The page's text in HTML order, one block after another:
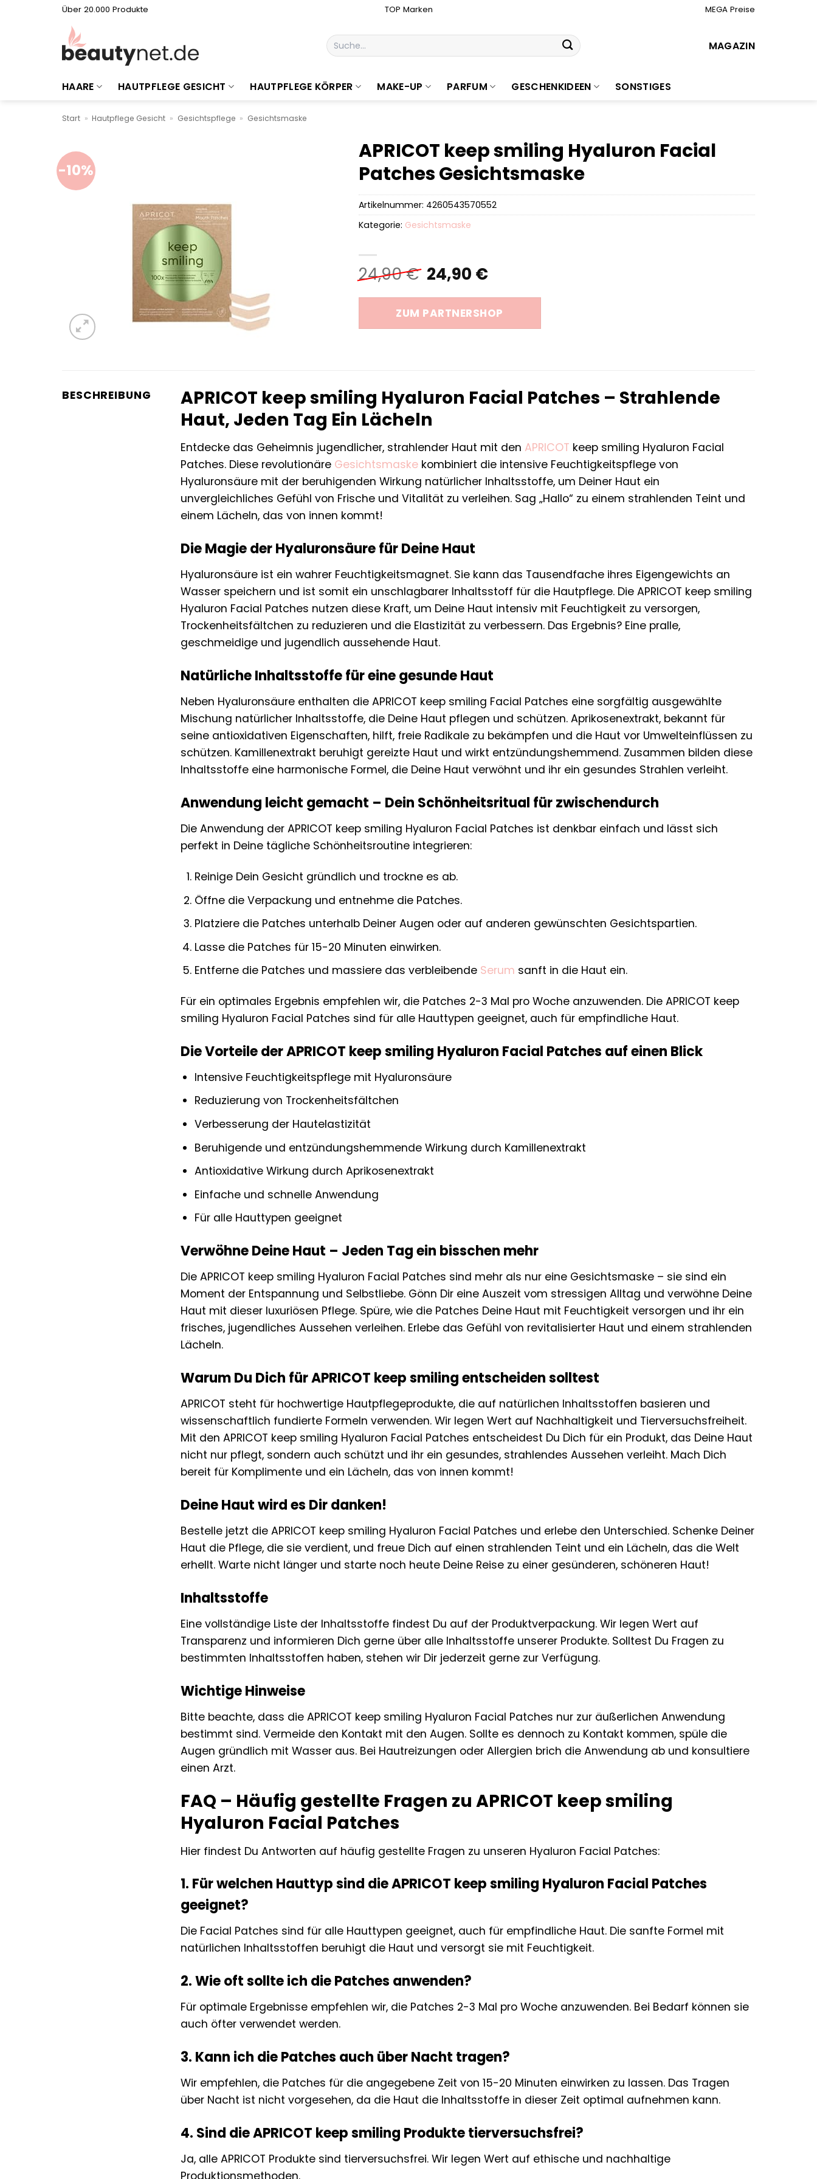
Über 20.000 Produkte TOP Marken MEGA Preise
Suchen
nach:
MAGAZIN
HAARE HAUTPFLEGE GESICHT HAUTPFLEGE KÖRPER MAKE-UP PARFUM GESCHENKIDEEN SONSTIGES
Start » Hautpflege Gesicht » Gesichtspflege » Gesichtsmaske
-10%
APRICOT keep smiling Hyaluron Facial
Patches Gesichtsmaske
24,90€ Ursprünglicher
Preis
war:
24,90 €
24,90 €Aktueller
ist:
24,90 €.
ZUM PARTNERSHOP
Artikelnummer: 4260543570552
Kategorie: Gesichtsmaske
BESCHREIBUNG
APRICOT keep smiling Hyaluron Facial Patches – Strahlende
Haut, Jeden Tag Ein Lächeln
Entdecke das Geheimnis jugendlicher, strahlender Haut mit den APRICOT keep smiling Hyaluron Facial
Patches. Diese revolutionäre Gesichtsmaske kombiniert die intensive Feuchtigkeitspflege von
Hyaluronsäure mit der beruhigenden Wirkung natürlicher Inhaltsstoffe, um Deiner Haut ein
unvergleichliches Gefühl von Frische und Vitalität zu verleihen. Sag „Hallo“ zu einem strahlenden Teint und
einem Lächeln, das von innen kommt!
Die Magie der Hyaluronsäure für Deine Haut
Hyaluronsäure ist ein wahrer Feuchtigkeitsmagnet. Sie kann das Tausendfache ihres Eigengewichts an
Wasser speichern und ist somit ein unschlagbarer Inhaltsstoff für die Hautpflege. Die APRICOT keep smiling
Hyaluron Facial Patches nutzen diese Kraft, um Deine Haut intensiv mit Feuchtigkeit zu versorgen,
Trockenheitsfältchen zu reduzieren und die Elastizität zu verbessern. Das Ergebnis? Eine pralle,
geschmeidige und jugendlich aussehende Haut.
Natürliche Inhaltsstoffe für eine gesunde Haut
Neben Hyaluronsäure enthalten die APRICOT keep smiling Facial Patches eine sorgfältig ausgewählte
Mischung natürlicher Inhaltsstoffe, die Deine Haut pflegen und schützen. Aprikosenextrakt, bekannt für
seine antioxidativen Eigenschaften, hilft, freie Radikale zu bekämpfen und die Haut vor Umwelteinflüssen zu
schützen. Kamillenextrakt beruhigt gereizte Haut und wirkt entzündungshemmend. Zusammen bilden diese
Inhaltsstoffe eine harmonische Formel, die Deine Haut verwöhnt und ihr ein gesundes Strahlen verleiht.
Anwendung leicht gemacht – Dein Schönheitsritual für zwischendurch
Die Anwendung der APRICOT keep smiling Hyaluron Facial Patches ist denkbar einfach und lässt sich
perfekt in Deine tägliche Schönheitsroutine integrieren:
Reinige Dein Gesicht gründlich und trockne es ab.
Öffne die Verpackung und entnehme die Patches.
Platziere die Patches unterhalb Deiner Augen oder auf anderen gewünschten Gesichtspartien.
Lasse die Patches für 15-20 Minuten einwirken.
Entferne die Patches und massiere das verbleibende Serum sanft in die Haut ein.
Für ein optimales Ergebnis empfehlen wir, die Patches 2-3 Mal pro Woche anzuwenden. Die APRICOT keep
smiling Hyaluron Facial Patches sind für alle Hauttypen geeignet, auch für empfindliche Haut.
Die Vorteile der APRICOT keep smiling Hyaluron Facial Patches auf einen Blick
Intensive Feuchtigkeitspflege mit Hyaluronsäure
Reduzierung von Trockenheitsfältchen
Verbesserung der Hautelastizität
Beruhigende und entzündungshemmende Wirkung durch Kamillenextrakt
Antioxidative Wirkung durch Aprikosenextrakt
Einfache und schnelle Anwendung
Für alle Hauttypen geeignet
Verwöhne Deine Haut – Jeden Tag ein bisschen mehr
Die APRICOT keep smiling Hyaluron Facial Patches sind mehr als nur eine Gesichtsmaske – sie sind ein
Moment der Entspannung und Selbstliebe. Gönn Dir eine Auszeit vom stressigen Alltag und verwöhne Deine
Haut mit dieser luxuriösen Pflege. Spüre, wie die Patches Deine Haut mit Feuchtigkeit versorgen und ihr ein
frisches, jugendliches Aussehen verleihen. Erlebe das Gefühl von revitalisierter Haut und einem strahlenden
Lächeln.
Warum Du Dich für APRICOT keep smiling entscheiden solltest
APRICOT steht für hochwertige Hautpflegeprodukte, die auf natürlichen Inhaltsstoffen basieren und
wissenschaftlich fundierte Formeln verwenden. Wir legen Wert auf Nachhaltigkeit und Tierversuchsfreiheit.
Mit den APRICOT keep smiling Hyaluron Facial Patches entscheidest Du Dich für ein Produkt, das Deine Haut
nicht nur pflegt, sondern auch schützt und ihr ein gesundes, strahlendes Aussehen verleiht. Mach Dich
bereit für Komplimente und ein Lächeln, das von innen kommt!
Deine Haut wird es Dir danken!
Bestelle jetzt die APRICOT keep smiling Hyaluron Facial Patches und erlebe den Unterschied. Schenke Deiner
Haut die Pflege, die sie verdient, und freue Dich auf einen strahlenden Teint und ein Lächeln, das die Welt
erhellt. Warte nicht länger und starte noch heute Deine Reise zu einer gesünderen, schöneren Haut!
Inhaltsstoffe
Eine vollständige Liste der Inhaltsstoffe findest Du auf der Produktverpackung. Wir legen Wert auf
Transparenz und informieren Dich gerne über alle Inhaltsstoffe unserer Produkte. Solltest Du Fragen zu
bestimmten Inhaltsstoffen haben, stehen wir Dir jederzeit gerne zur Verfügung.
Wichtige Hinweise
Bitte beachte, dass die APRICOT keep smiling Hyaluron Facial Patches nur zur äußerlichen Anwendung
bestimmt sind. Vermeide den Kontakt mit den Augen. Sollte es dennoch zu Kontakt kommen, spüle die
Augen gründlich mit Wasser aus. Bei Hautreizungen oder Allergien brich die Anwendung ab und konsultiere
einen Arzt.
FAQ – Häufig gestellte Fragen zu APRICOT keep smiling
Hyaluron Facial Patches
Hier findest Du Antworten auf häufig gestellte Fragen zu unseren Hyaluron Facial Patches:
1. Für welchen Hauttyp sind die APRICOT keep smiling Hyaluron Facial Patches
geeignet?
Die Facial Patches sind für alle Hauttypen geeignet, auch für empfindliche Haut. Die sanfte Formel mit
natürlichen Inhaltsstoffen beruhigt die Haut und versorgt sie mit Feuchtigkeit.
2. Wie oft sollte ich die Patches anwenden?
Für optimale Ergebnisse empfehlen wir, die Patches 2-3 Mal pro Woche anzuwenden. Bei Bedarf können sie
auch öfter verwendet werden.
3. Kann ich die Patches auch über Nacht tragen?
Wir empfehlen, die Patches für die angegebene Zeit von 15-20 Minuten einwirken zu lassen. Das Tragen
über Nacht ist nicht vorgesehen, da die Haut die Inhaltsstoffe in dieser Zeit optimal aufnehmen kann.
4. Sind die APRICOT keep smiling Produkte tierversuchsfrei?
Ja, alle APRICOT Produkte sind tierversuchsfrei. Wir legen Wert auf ethische und nachhaltige
Produktionsmethoden.